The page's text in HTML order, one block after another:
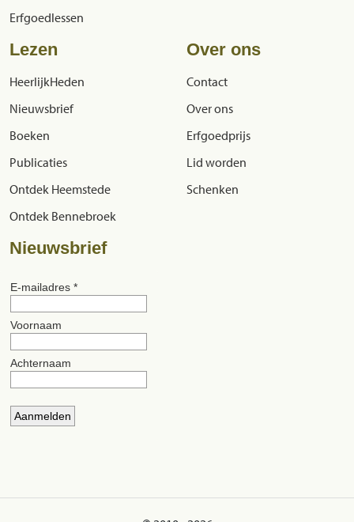
Erfgoedlessen
Lezen
HeerlijkHeden
Nieuwsbrief
Boeken
Publicaties
Ontdek Heemstede
Ontdek Bennebroek
Over ons
Contact
Over ons
Erfgoedprijs
Lid worden
Schenken
Nieuwsbrief